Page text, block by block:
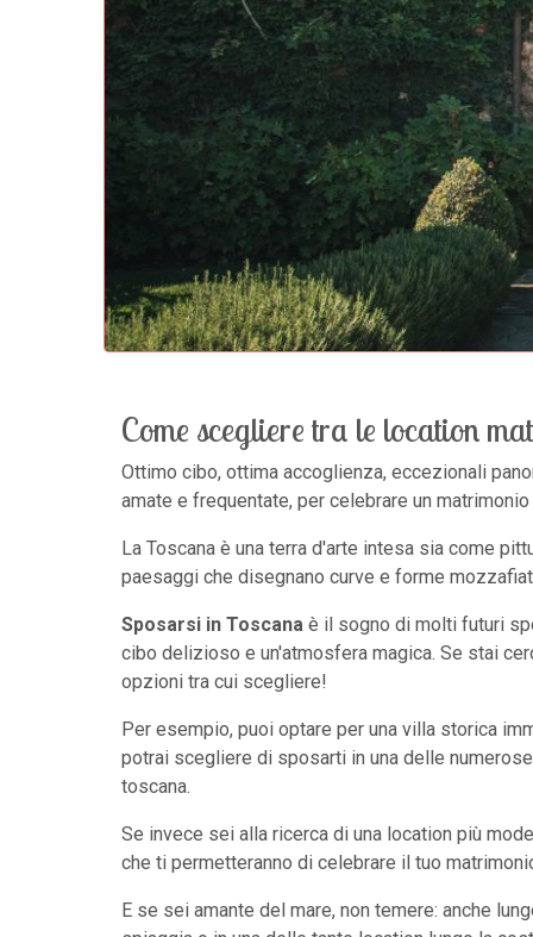
Come scegliere tra le location
Ottimo cibo, ottima accoglienza, eccezionali
amate e frequentate, per celebrare un
La Toscana è una terra d'arte intesa sia come
paesaggi che disegnano curve e forme
Sposarsi in Toscana è il sogno di molti futuri
cibo delizioso e un'atmosfera magica. Se stai
opzioni tra cui scegliere!
Per esempio, puoi optare per una villa storica
potrai scegliere di sposarti in una delle
toscana.
Se invece sei alla ricerca di una location più
che ti permetteranno di celebrare il tuo
E se sei amante del mare, non temere: anche